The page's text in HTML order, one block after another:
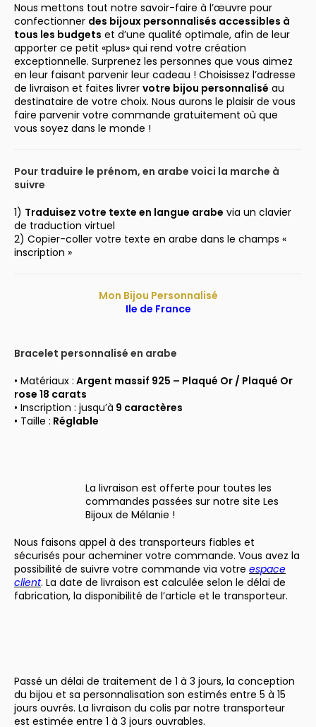
Nous mettons tout notre savoir-faire à l’œuvre pour
confectionner des bijoux personnalisés accessibles à
tous les budgets et d’une qualité optimale, afin de leur
apporter ce petit «plus» qui rend votre création
exceptionnelle. Surprenez les personnes que vous aimez
en leur faisant parvenir leur cadeau ! Choisissez l’adresse
de livraison et faites livrer votre bijou personnalisé au
destinataire de votre choix. Nous aurons le plaisir de vous
faire parvenir votre commande gratuitement où que
vous soyez dans le monde !
Pour traduire le prénom, en arabe voici la marche à
suivre
1) Traduisez votre texte en langue arabe via un clavier
de traduction virtuel
2) Copier-coller votre texte en arabe dans le champs «
inscription »
Mon Bijou Personnalisé
Ile de France
Bracelet personnalisé en arabe
• Matériaux : Argent massif 925 – Plaqué Or / Plaqué Or
rose 18 carats
• Inscription : jusqu’à 9 caractères
• Taille : Réglable
La livraison est offerte pour toutes les
commandes passées sur notre site Les
Bijoux de Mélanie !
Nous faisons appel à des transporteurs fiables et
sécurisés pour acheminer votre commande. Vous avez la
possibilité de suivre votre commande via votre espace
client. La date de livraison est calculée selon le délai de
fabrication, la disponibilité de l’article et le transporteur.
Passé un délai de traitement de 1 à 3 jours, la conception
du bijou et sa personnalisation son estimés entre 5 à 15
jours ouvrés. La livraison du colis par notre transporteur
est estimée entre 1 à 3 jours ouvrables.